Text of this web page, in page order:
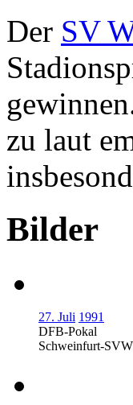
Der SV
zu laut
Bilder
27. Juli 1991
DFB-Pokal
Schweinfurt-